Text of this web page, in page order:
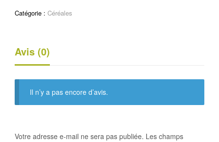
Catégorie : Céréales
Avis (0)
Il n’y a pas encore d’avis.
Votre adresse e-mail ne sera pas publiée. Les champs